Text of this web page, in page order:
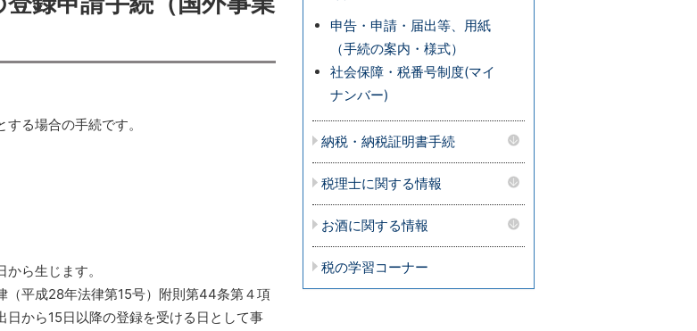
る場合の手続です。
ら生じます。
平成28年法律第15号）附則第44条第４項
から15日以降の登録を受ける日として事
申告・申請・届出等、用紙
（手続の案内・様式）
社会保障・税番号制度(マイ
ナンバー)
納税・納税証明書手続
税理士に関する情報
お酒に関する情報
税の学習コーナー